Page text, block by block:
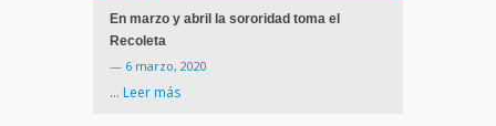
En marzo y abril la sororidad toma el
Recoleta
— 6 marzo, 2020
… Leer más